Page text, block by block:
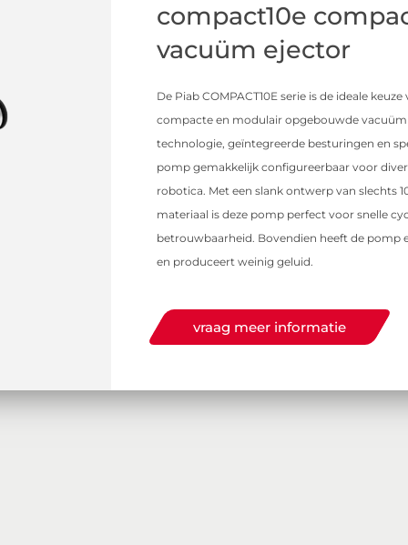
compact10e
vacuüm ejector
De Piab COMPACT10E serie is de ideale
compacte en modulair opgebouwde
technologie, geïntegreerde besturingen en
pomp gemakkelijk configureerbaar voor
robotica. Met een slank ontwerp van slechts
materiaal is deze pomp perfect voor snelle
betrouwbaarheid. Bovendien heeft de pomp
en produceert weinig geluid.
vraag meer informatie